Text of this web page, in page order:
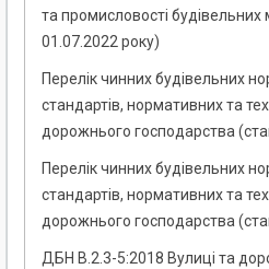
та промисловості будівельних
01.07.2022 року)
Перелік чинних будівельних
стандартів, нормативних та
дорожнього господарства
Перелік чинних будівельних
стандартів, нормативних та
дорожнього господарства
ДБН В.2.3-5:2018 Вулиці та